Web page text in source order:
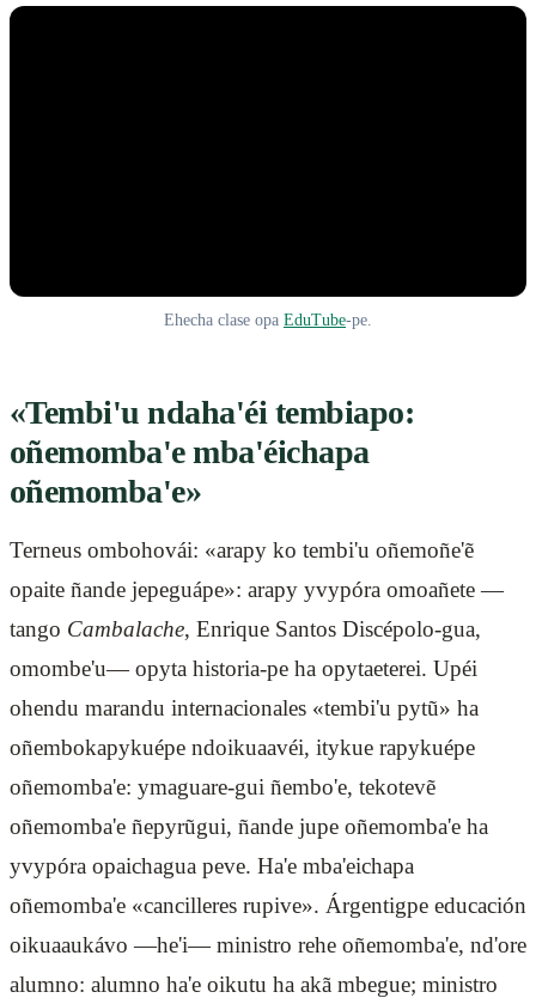
Ehecha clase opa EduTube-pe.
«Tembi'u ndaha'éi tembiapo:
oñemomba'e mba'éichapa
oñemomba'e»
Terneus ombohovái: «arapy ko tembi'u oñemoñe'ẽ
opaite ñande jepeguápe»: arapy yvypóra omoañete —
tango Cambalache, Enrique Santos Discépolo-gua,
omombe'u— opyta historia-pe ha opytaeterei. Upéi
ohendu marandu internacionales «tembi'u pytũ» ha
oñembokapykuépe ndoikuaavéi, itykue rapykuépe
oñemomba'e: ymaguare-gui ñembo'e, tekotevẽ
oñemomba'e ñepyrũgui, ñande jupe oñemomba'e ha
yvypóra opaichagua peve. Ha'e mba'eichapa
oñemomba'e «cancilleres rupive». Árgentigpe educación
oikuaaukávo —he'i— ministro rehe oñemomba'e, nd'ore
alumno: alumno ha'e oikutu ha akã mbegue; ministro